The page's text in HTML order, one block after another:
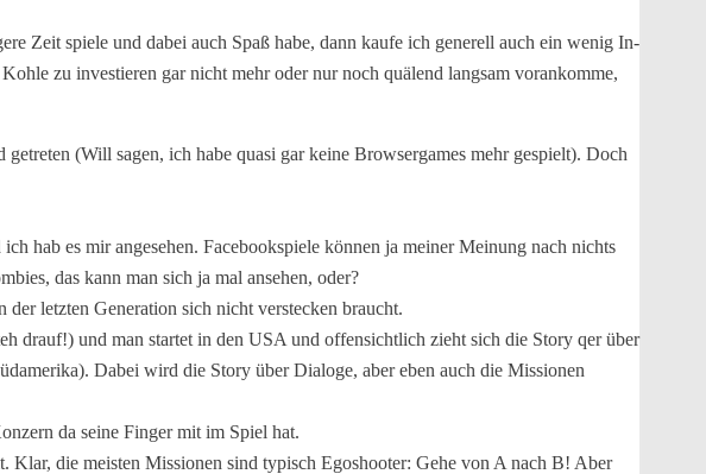
Zeit spiele und dabei auch Spaß habe, dann kaufe ich generell auch ein wenig In-
zu investieren gar nicht mehr oder nur noch quälend langsam vorankomme,
(Will sagen, ich habe quasi gar keine Browsergames mehr gespielt). Doch
hab es mir angesehen. Facebookspiele können ja meiner Meinung nach nichts
das kann man sich ja mal ansehen, oder?
letzten Generation sich nicht verstecken braucht.
drauf!) und man startet in den USA und offensichtlich zieht sich die Story qer über
Dabei wird die Story über Dialoge, aber eben auch die Missionen
da seine Finger mit im Spiel hat.
die meisten Missionen sind typisch Egoshooter: Gehe von A nach B! Aber